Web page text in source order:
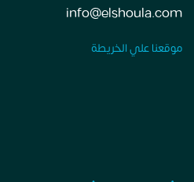
info@elshoula.com
موقعنا علي الخريطة